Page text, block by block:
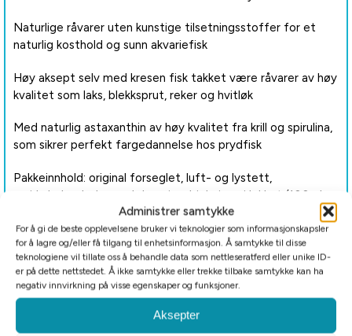
Administrer samtykke
For å gi de beste opplevelsene bruker vi teknologier som informasjonskapsler
for å lagre og/eller få tilgang til enhetsinformasjon. Å samtykke til disse
teknologiene vil tillate oss å behandle data som nettleseratferd eller unike ID-
er på dette nettstedet. Å ikke samtykke eller trekke tilbake samtykke kan ha
negativ innvirkning på visse egenskaper og funksjoner.
Aksepter
Naturlige råvarer uten kunstige tilsetningsstoffer for et
naturlig kosthold og sunn akvariefisk
Høy aksept selv med kresen fisk takket være råvarer av høy
kvalitet som laks, blekksprut, reker og hvitløk
Med naturlig astaxanthin av høy kvalitet fra krill og spirulina,
som sikrer perfekt fargedannelse hos prydfisk
Pakkeinnhold: original forseglet, luft- og lystett,
resirkulerbar boks med doseringshjelp inne i lokket (100ml,
Tilleggsinformasjon
Relaterte produkter